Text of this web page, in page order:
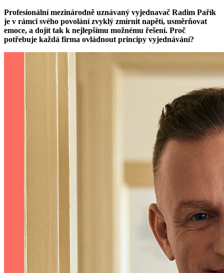
Profesionální mezinárodně uznávaný vyjednavač Radim Pařík
je v rámci svého povolání zvyklý zmírnit napětí, usměrňovat
emoce, a dojít tak k nejlepšímu možnému řešení. Proč
potřebuje každá firma ovládnout principy vyjednávání?